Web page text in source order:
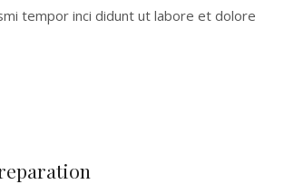
tempor inci didunt ut labore et dolore